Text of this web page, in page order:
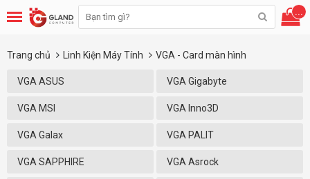
...
Trang chủ Linh Kiện Máy Tính VGA - Card màn hình
VGA ASUS VGA Gigabyte
VGA MSI VGA Inno3D
VGA Galax VGA PALIT
VGA SAPPHIRE VGA Asrock